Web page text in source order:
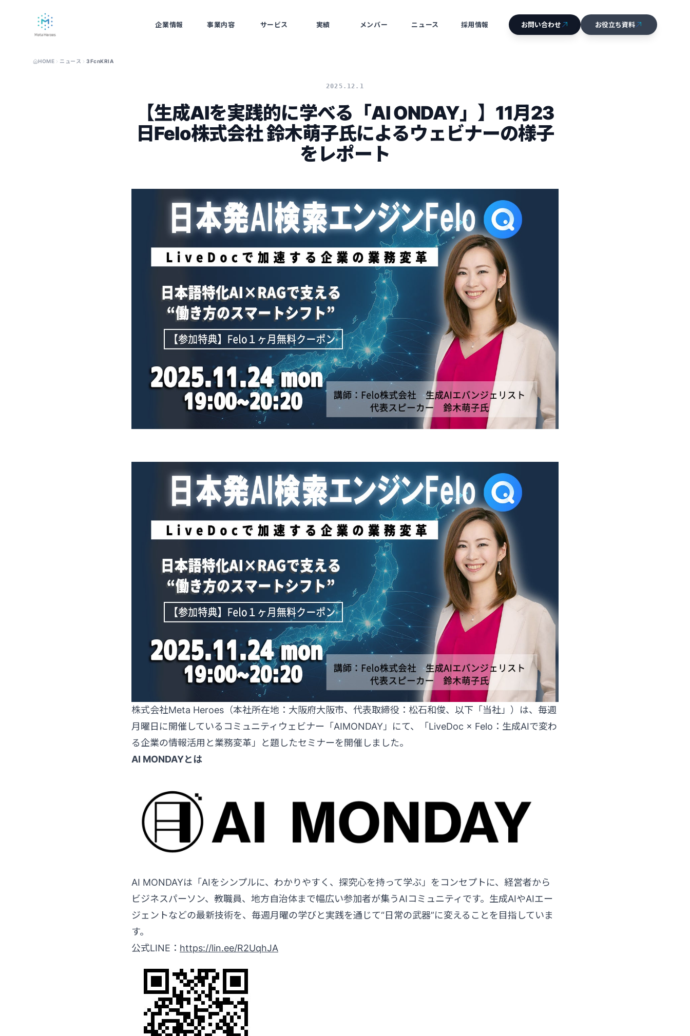
企業情報 事業内容 サービス 実績 メンバー ニュース 採用情報
お問い合わせ
CONTACT
お役立ち資料
DOCUMENT
HOME ニュース 3FcnKRlA
2025.12.1
【生成AIを実践的に学べる「AI ONDAY」】11月23
日Felo株式会社 鈴木萌子氏によるウェビナーの様子
をレポート
株式会社Meta Heroes（本社所在地：大阪府大阪市、代表取締役：松石和俊、以下「当社」）は、毎週
月曜日に開催しているコミュニティウェビナー「AIMONDAY」にて、「LiveDoc × Felo：生成AIで変わ
る企業の情報活用と業務変革」と題したセミナーを開催しました。
AI MONDAYとは
AI MONDAYは「AIをシンプルに、わかりやすく、探究心を持って学ぶ」をコンセプトに、経営者から
ビジネスパーソン、教職員、地方自治体まで幅広い参加者が集うAIコミュニティです。生成AIやAIエー
ジェントなどの最新技術を、毎週月曜の学びと実践を通じて“日常の武器”に変えることを目指していま
す。
公式LINE： https://lin.ee/R2UqhJA